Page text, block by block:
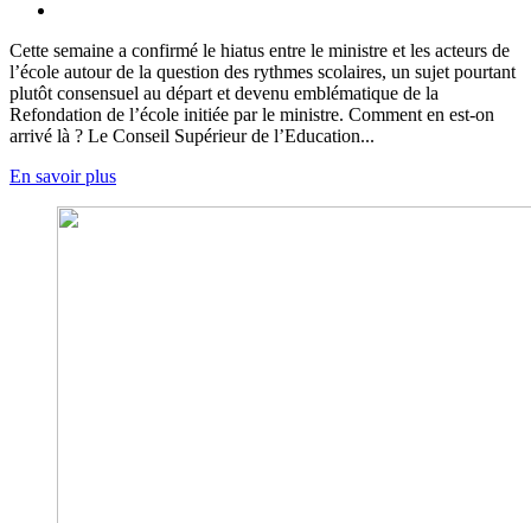
Cette semaine a confirmé le hiatus entre le ministre et les acteurs de
l’école autour de la question des rythmes scolaires, un sujet pourtant
plutôt consensuel au départ et devenu emblématique de la
Refondation de l’école initiée par le ministre. Comment en est-on
arrivé là ? Le Conseil Supérieur de l’Education...
En savoir plus